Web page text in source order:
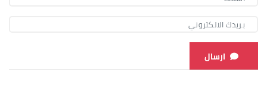
ارسال